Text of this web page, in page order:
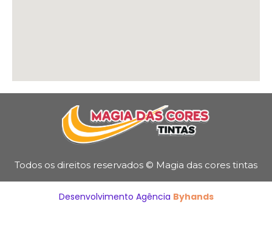
Todos os direitos reservados © Magia das cores tintas
Desenvolvimento Agência Byhands